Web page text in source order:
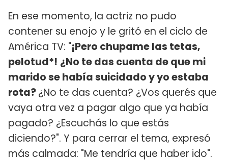
En ese momento, la actriz no pudo
contener su enojo y le gritó en el ciclo de
América TV: "¡Pero chupame las tetas,
pelotud*! ¿No te das cuenta de que mi
marido se había suicidado y yo estaba
rota?¿No te das cuenta? ¿Vos querés que
vaya otra vez a pagar algo que ya había
pagado? ¿Escuchás lo que estás
diciendo?". Y para cerrar el tema, expresó
más calmada: "Me tendría que haber ido".